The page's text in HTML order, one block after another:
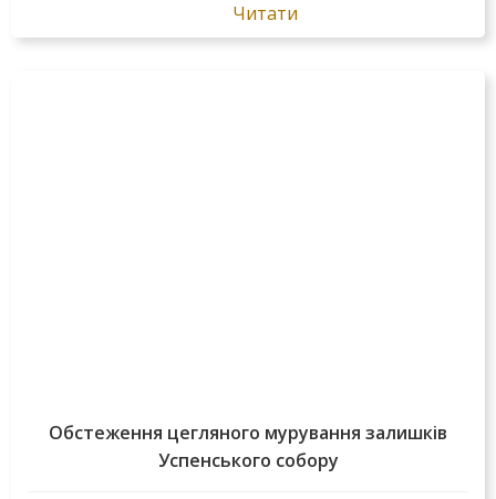
Читати
Обстеження цегляного мурування залишків
Успенського собору